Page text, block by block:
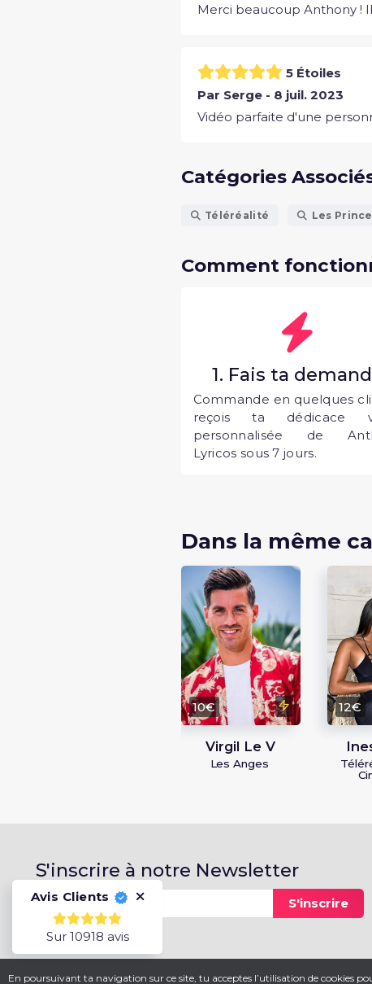
Merci beaucoup Anthony !
5 Étoiles
Par Serge - 8 juil. 2023
Vidéo parfaite d'une
Catégories
Téléréalité Les
Comment
1. Fais ta
Commande en quelques
reçois ta dédicace
personnalisée de
Lyricos sous 7 jours.
Dans la même
10€
Virgil Le V
Les Anges
12€
S'inscrire à notre Newsletter
S'inscrire
Avis Clients
Sur 10918 avis
En poursuivant ta navigation sur ce site, tu acceptes l’utilisation de cookies